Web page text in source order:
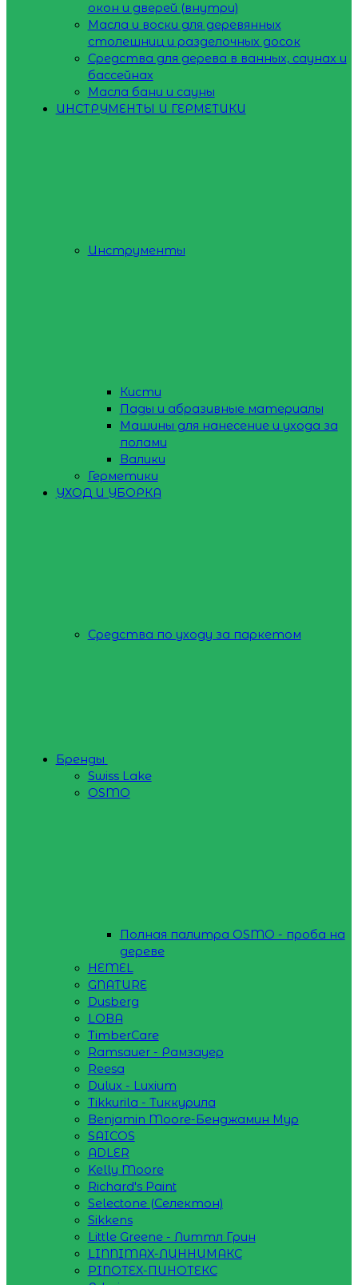
окон и дверей (внутри)
Масла и воски для деревянных
столешниц и разделочных досок
Средства для дерева в ванных, саунах и
бассейнах
Масла бани и сауны
ИНСТРУМЕНТЫ И ГЕРМЕТИКИ
Инструменты
Кисти
Пады и абразивные материалы
Машины для нанесение и ухода за
полами
Валики
Герметики
УХОД И УБОРКА
Средства по уходу за паркетом
Бренды
Swiss Lake
OSMO
Полная палитра OSMO - проба на
дереве
HEMEL
GNATURE
Dusberg
LOBA
TimberCare
Ramsauer - Рамзауер
Reesa
Dulux - Luxium
Tikkurila - Тиккурила
Benjamin Moore-Бенджамин Мур
SAICOS
ADLER
Kelly Moore
Richard's Paint
Selectone (Селектон)
Sikkens
Little Greene - Литтл Грин
LINNIMAX-ЛИННИМАКС
PINOTEX-ПИНОТЕКС